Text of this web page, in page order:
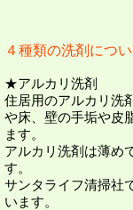
４種類の洗剤につ
★アルカリ洗剤
住居用のアルカリ洗
や床、壁の手垢や皮
ます。
アルカリ洗剤は薄め
す。
サンタライフ清掃社
います。